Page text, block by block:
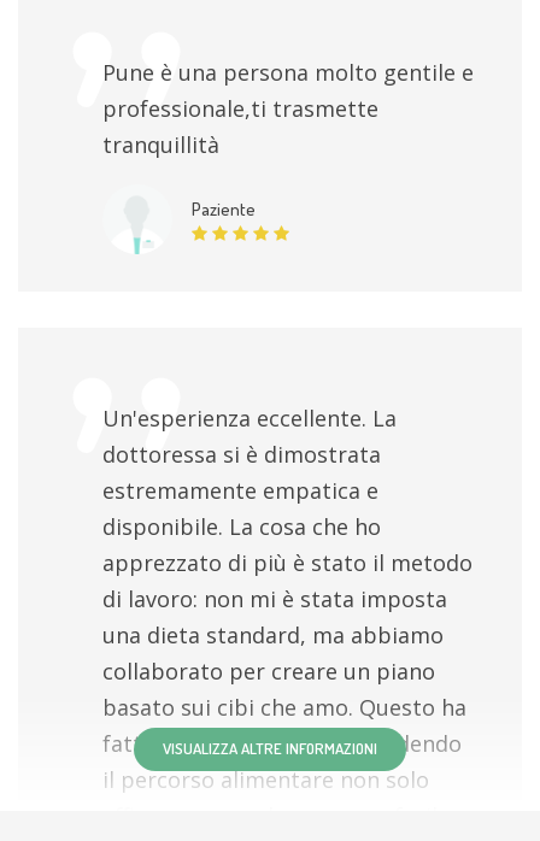
Pune è una persona molto gentile e
professionale,ti trasmette
tranquillità
Paziente
Un'esperienza eccellente. La
dottoressa si è dimostrata
estremamente empatica e
disponibile. La cosa che ho
apprezzato di più è stato il metodo
di lavoro: non mi è stata imposta
una dieta standard, ma abbiamo
collaborato per creare un piano
basato sui cibi che amo. Questo ha
fatto tutta la differenza, rendendo
il percorso alimentare non solo
VISUALIZZA ALTRE INFORMAZIONI